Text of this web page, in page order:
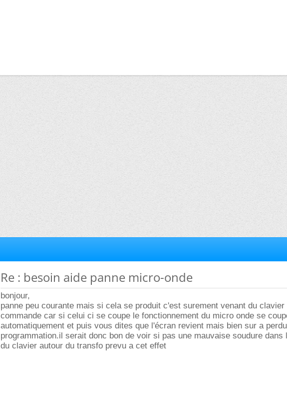
Re : besoin aide panne micro-onde
bonjour,
panne peu courante mais si cela se produit c'est surement venant du clavier
commande car si celui ci se coupe le fonctionnement du micro onde se
automatiquement et puis vous dites que l'écran revient mais bien sur a
programmation.il serait donc bon de voir si pas une mauvaise soudure dans
du clavier autour du transfo prevu a cet effet